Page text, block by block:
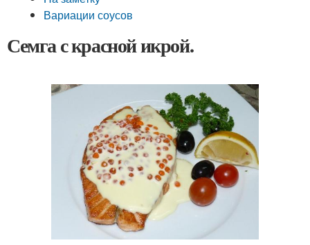
Вариации соусов
Семга с красной икрой.